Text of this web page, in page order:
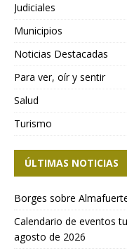
Judiciales
Municipios
Noticias Destacadas
Para ver, oír y sentir
Salud
Turismo
ÚLTIMAS NOTICIAS
Borges sobre
Calendario de eventos
agosto de 2026